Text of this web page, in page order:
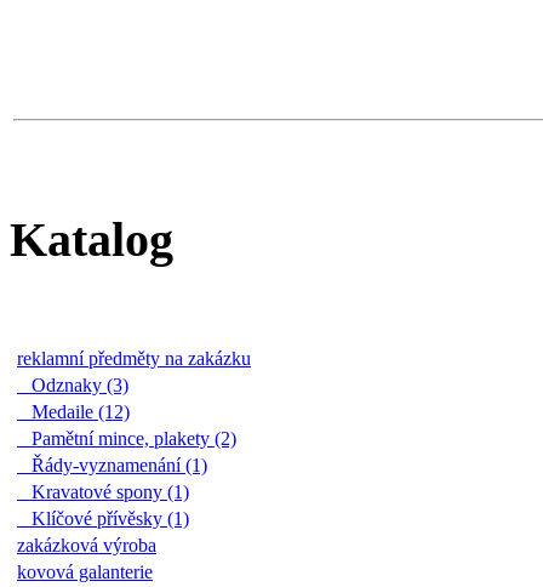
Katalog
reklamní předměty na zakázku
Odznaky (3)
Medaile (12)
Pamětní mince, plakety (2)
Řády-vyznamenání (1)
Kravatové spony (1)
Klíčové přívěsky (1)
zakázková výroba
kovová galanterie